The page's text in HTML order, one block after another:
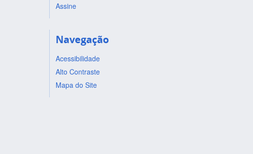
Assine
Navegação
Acessibilidade
Alto Contraste
Mapa do Site